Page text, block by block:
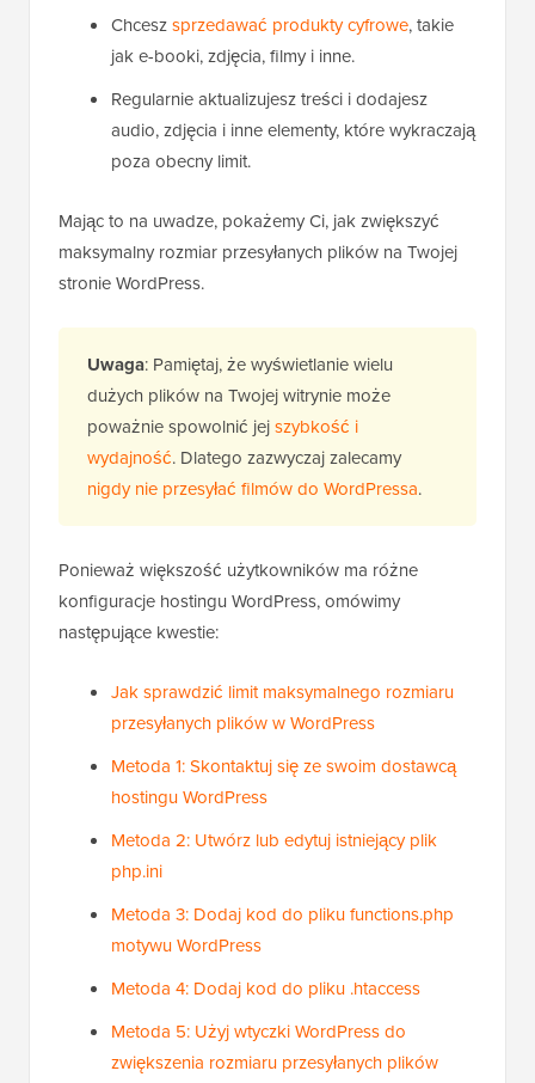
Chceszsprzedawać produkty cyfrowe, takie
jak e-booki, zdjęcia, filmy i inne.
Regularnie aktualizujesz treści i dodajesz
audio, zdjęcia i inne elementy, które wykraczają
poza obecny limit.
Mając to na uwadze, pokażemy Ci, jak zwiększyć
maksymalny rozmiar przesyłanych plików na Twojej
stronie WordPress.
Uwaga: Pamiętaj, że wyświetlanie wielu
dużych plików na Twojej witrynie może
poważnie spowolnić jejszybkość i
wydajność. Dlatego zazwyczaj zalecamy
nigdy nie przesyłać filmów do WordPressa.
Ponieważ większość użytkowników ma różne
konfiguracje hostingu WordPress, omówimy
następujące kwestie:
Jak sprawdzić limit maksymalnego rozmiaru
przesyłanych plików w WordPress
Metoda 1: Skontaktuj się ze swoim dostawcą
hostingu WordPress
Metoda 2: Utwórz lub edytuj istniejący plik
php.ini
Metoda 3: Dodaj kod do pliku functions.php
motywu WordPress
Metoda 4: Dodaj kod do pliku .htaccess
Metoda 5: Użyj wtyczki WordPress do
zwiększenia rozmiaru przesyłanych plików